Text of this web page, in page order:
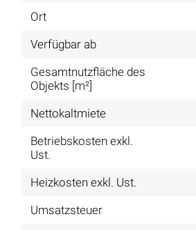
Ort
Verfügbar ab
Gesamtnutzfläche des
Objekts [m²]
Nettokaltmiete
Betriebskosten exkl.
Ust.
Heizkosten exkl. Ust.
Umsatzsteuer